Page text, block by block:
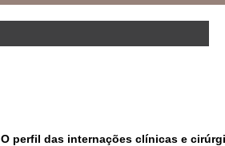
O perfil das internações clínicas e